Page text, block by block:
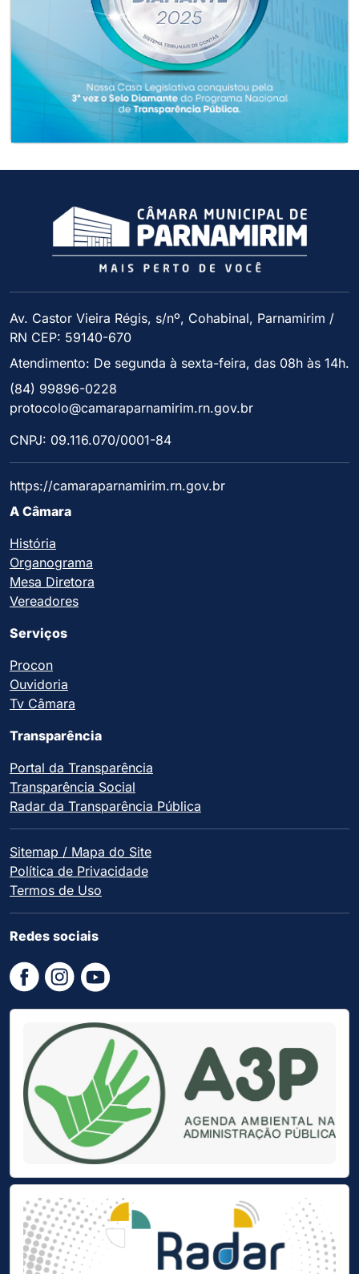
Av. Castor Vieira Régis, s/nº, Cohabinal, Parnamirim /
RN CEP: 59140-670
Atendimento: De segunda à sexta-feira, das 08h às 14h.
(84) 99896-0228
protocolo@camaraparnamirim.rn.gov.br
CNPJ: 09.116.070/0001-84
https://camaraparnamirim.rn.gov.br
A Câmara
História
Organograma
Mesa Diretora
Vereadores
Serviços
Procon
Ouvidoria
Tv Câmara
Transparência
Portal da Transparência
Transparência Social
Radar da Transparência Pública
Sitemap / Mapa do Site
Política de Privacidade
Termos de Uso
Redes sociais